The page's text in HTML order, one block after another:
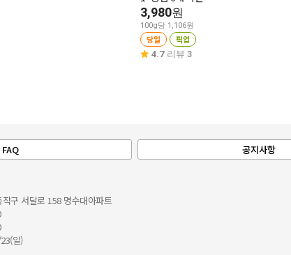
3,980원
100g당 1,106원
당일 픽업
4.7 리뷰 3
FAQ 공지사항
구 서달로 158 명수대아파트
일)